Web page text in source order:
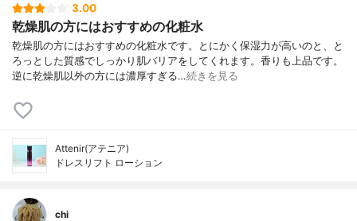
3.00
乾燥肌の方にはおすすめの化粧水
乾燥肌の方にはおすすめの化粧水です。とにかく保湿力が高いのと、と
ろっとした質感でしっかり肌バリアをしてくれます。香りも上品です。
逆に乾燥肌以外の方には濃厚すぎる…続きを見る
Attenir(アテニア)
ドレスリフト ローション
chi